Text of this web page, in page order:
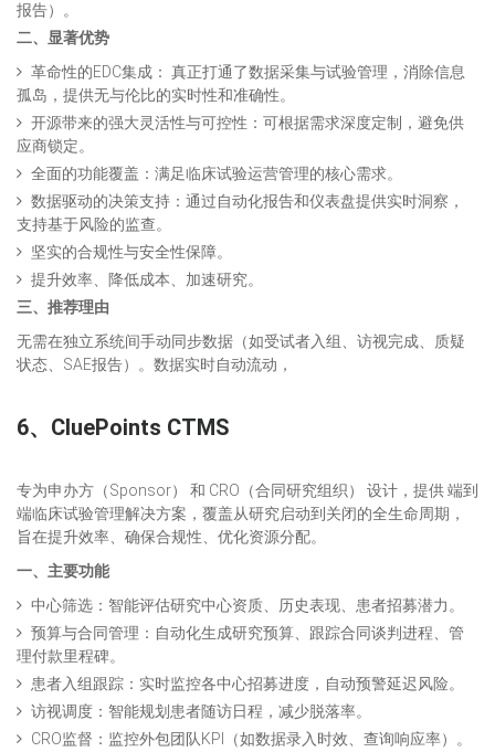
报告）。
二、显著优势
革命性的EDC集成： 真正打通了数据采集与试验管理，消除信息
孤岛，提供无与伦比的实时性和准确性。
开源带来的强大灵活性与可控性：可根据需求深度定制，避免供
应商锁定。
全面的功能覆盖：满足临床试验运营管理的核心需求。
数据驱动的决策支持：通过自动化报告和仪表盘提供实时洞察，
支持基于风险的监查。
坚实的合规性与安全性保障。
提升效率、降低成本、加速研究。
三、推荐理由
无需在独立系统间手动同步数据（如受试者入组、访视完成、质疑
状态、SAE报告）。数据实时自动流动，
6、 CluePoints CTMS
专为申办方（Sponsor） 和 CRO（合同研究组织） 设计，提供 端到
端临床试验管理解决方案，覆盖从研究启动到关闭的全生命周期，
旨在提升效率、确保合规性、优化资源分配。
一、主要功能
中心筛选：智能评估研究中心资质、历史表现、患者招募潜力。
预算与合同管理：自动化生成研究预算、跟踪合同谈判进程、管
理付款里程碑。
患者入组跟踪：实时监控各中心招募进度，自动预警延迟风险。
访视调度：智能规划患者随访日程，减少脱落率。
CRO监督：监控外包团队KPI（如数据录入时效、查询响应率）。